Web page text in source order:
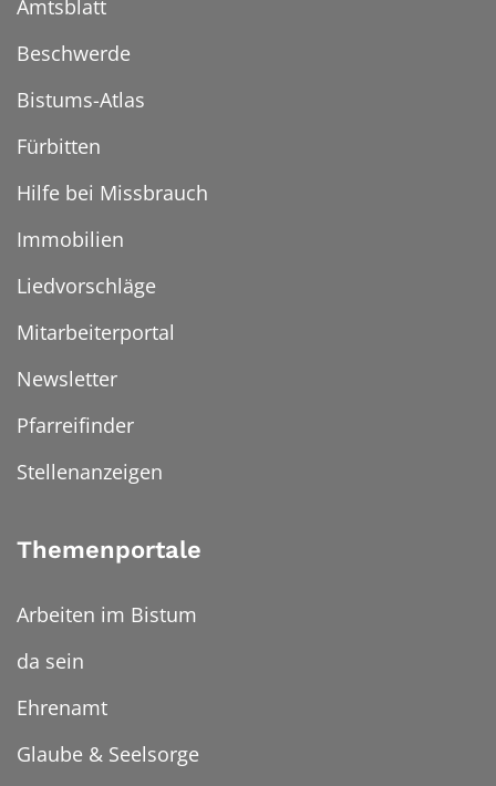
Amtsblatt
Beschwerde
Bistums-Atlas
Fürbitten
Hilfe bei Missbrauch
Immobilien
Liedvorschläge
Mitarbeiterportal
Newsletter
Pfarreifinder
Stellenanzeigen
Themenportale
Arbeiten im Bistum
da sein
Ehrenamt
Glaube & Seelsorge